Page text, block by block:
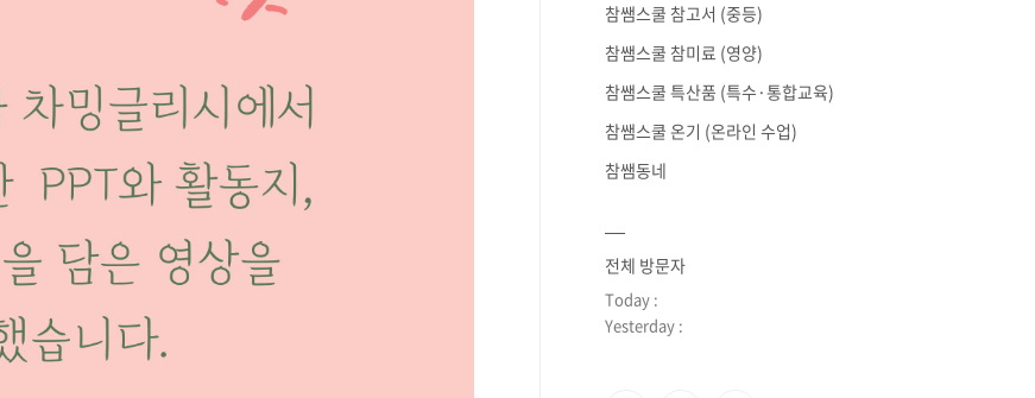
참쌤스쿨 참고서 (중등)
참쌤스쿨 참미료 (영양)
참쌤스쿨 특산품 (특수·통합교육)
참쌤스쿨 온기 (온라인 수업)
참쌤동네
전체 방문자
Today :
Yesterday :